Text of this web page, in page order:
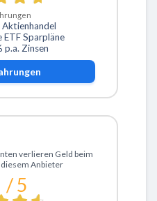
ETF Sparpläne
p.a. Zinsen
verlieren Geld beim
Anbieter
/ 5